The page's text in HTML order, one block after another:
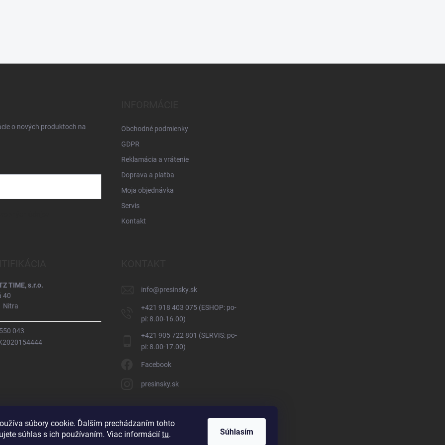
súbory cookie. Ďalším prechádzaním tohto
súhlas s ich používaním. Viac informácií tu. Súhlasím
o nových produktoch na
Obchodné podmienky
GDPR
Reklamácia a vrátenie
Doprava a platba
Moja objednávka
Servis
Kontakt
TIME, s.r.o.
40
Nitra
043
info@presinsky.sk
+421 918 403 075 (ESHOP: po-
pi: 8.00-16.00)
+421 905 722 801 (SERVIS: po-
pi: 8.00-17.00)
Facebook
presinsky.sk